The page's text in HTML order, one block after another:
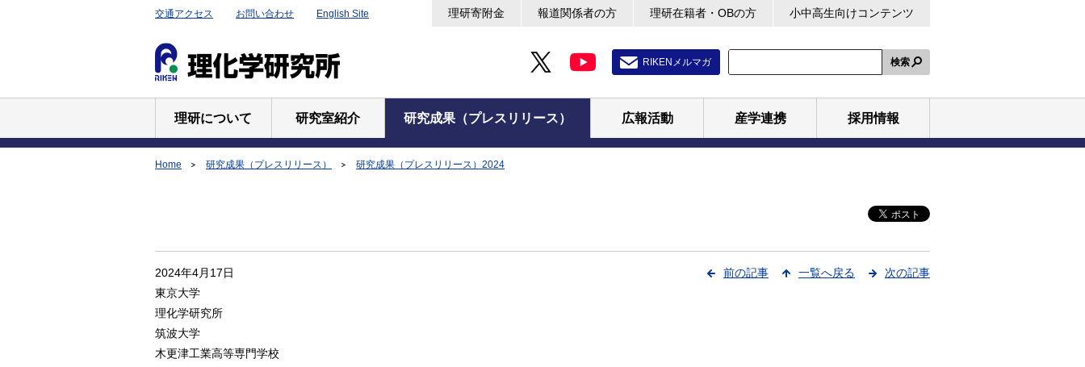
交通アクセス お問い合わせ English Site 理研寄附金 報道関係者の方 理研在籍者・OBの方 小中高生向けコンテンツ
RIKENメルマガ 検索
理研について 研究室紹介 研究成果（プレスリリース） 広報活動 産学連携 採用情報
Home 研究成果（プレスリリース） 研究成果（プレスリリース）2024
前の記事 一覧へ戻る 次の記事
2024年4月17日
東京大学
理化学研究所
筑波大学
木更津工業高等専門学校